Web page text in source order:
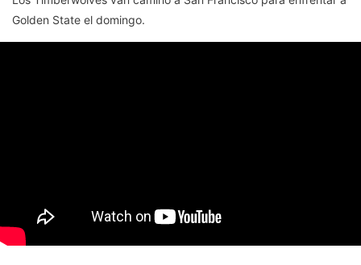
Golden State el domingo.